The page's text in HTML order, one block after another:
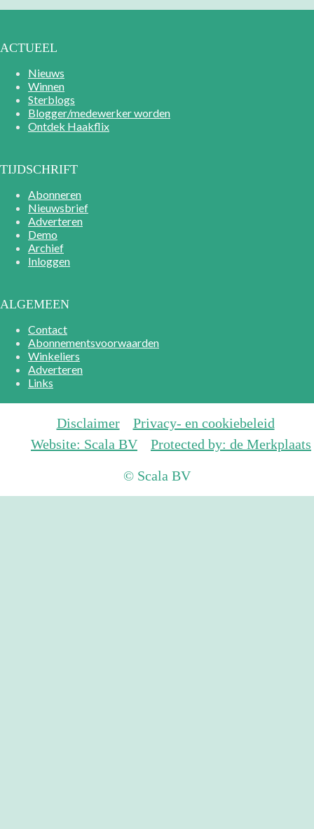
ACTUEEL
Nieuws
Winnen
Sterblogs
Blogger/medewerker worden
Ontdek Haakflix
TIJDSCHRIFT
Abonneren
Nieuwsbrief
Adverteren
Demo
Archief
Inloggen
ALGEMEEN
Contact
Abonnementsvoorwaarden
Winkeliers
Adverteren
Links
Disclaimer
Privacy- en cookiebeleid
Website: Scala BV
Protected by: de Merkplaats
© Scala BV